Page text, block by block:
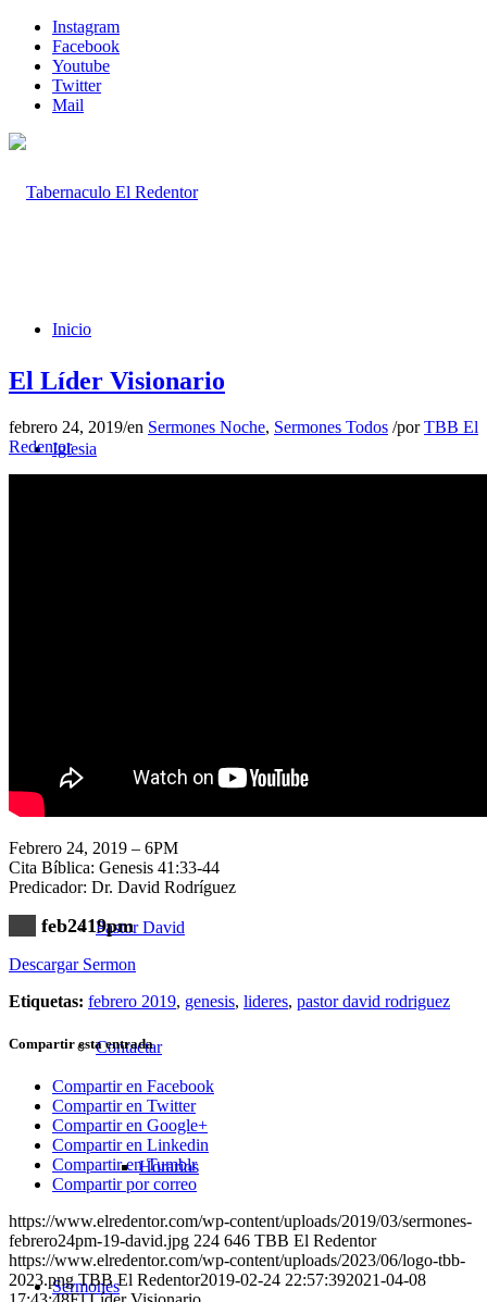
Instagram
Facebook
Youtube
Twitter
Mail
Inicio
Iglesia
Pastor David
Contactar
Horarios
Sermones
El Líder Visionario
febrero 24, 2019/en Sermones Noche, Sermones Todos /porTBB El
Redentor
Febrero 24, 2019 – 6PM
Cita Bíblica: Genesis 41:33-44
Predicador: Dr. David Rodríguez
feb2419pm
Descargar Sermon
Etiquetas: febrero 2019, genesis, lideres, pastor david rodriguez
Compartir esta entrada
Compartir en Facebook
Compartir en Twitter
Compartir en Google+
Compartir en Linkedin
Compartir en Tumblr
Compartir por correo
https://www.elredentor.com/wp-content/uploads/2019/03/sermones-
febrero24pm-19-david.jpg 224 646 TBB El Redentor
https://www.elredentor.com/wp-content/uploads/2023/06/logo-tbb-
2023.png TBB El Redentor2019-02-24 22:57:392021-04-08